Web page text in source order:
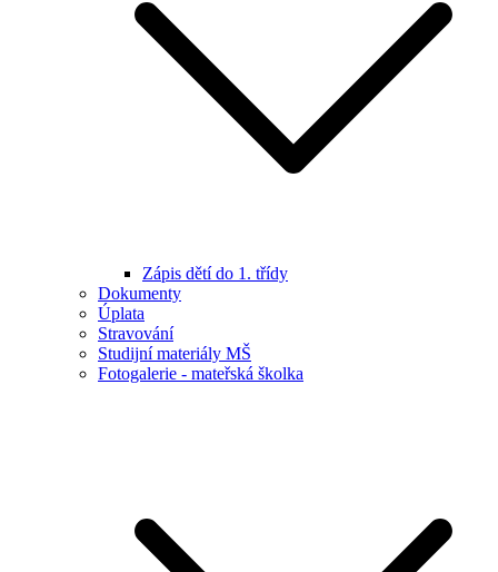
Zápis dětí do 1. třídy
Dokumenty
Úplata
Stravování
Studijní materiály MŠ
Fotogalerie - mateřská školka